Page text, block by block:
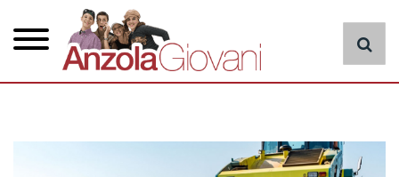
contenuto
principale
principale
cerca